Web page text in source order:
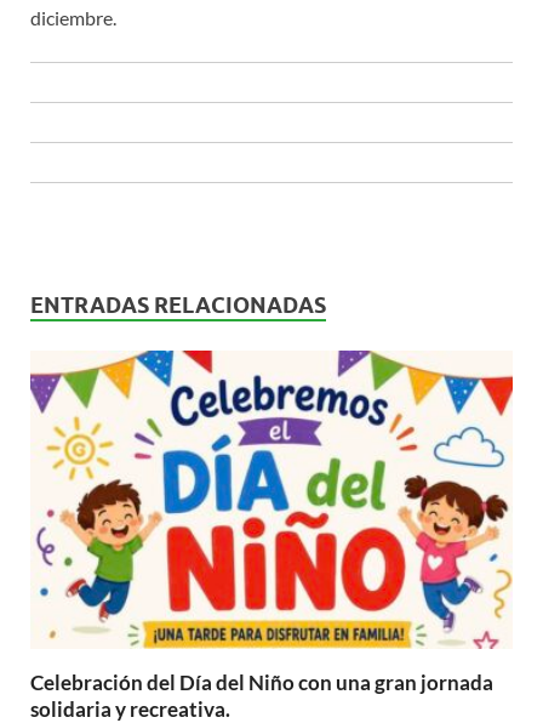
diciembre.
ENTRADAS RELACIONADAS
Celebración del Día del Niño con una gran jornada
solidaria y recreativa.